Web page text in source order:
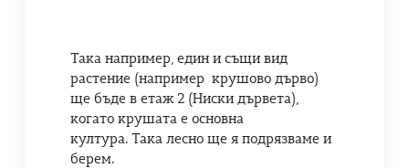
Така например, един и същи вид
растение (например крушово дърво)
ще бъде в етаж 2 (Ниски дървета),
когато крушата е основна
култура. Така лесно ще я подрязваме и
берем.